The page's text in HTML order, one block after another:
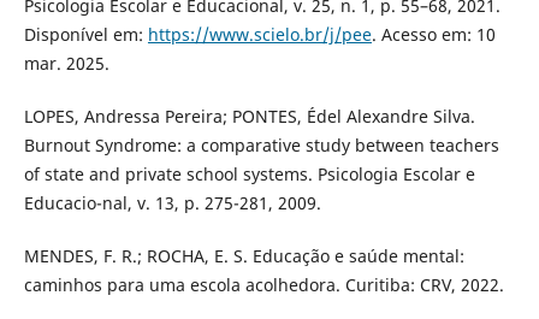
Psicologia Escolar e Educacional, v. 25, n. 1, p. 55–68, 2021.
Disponível em: https://www.scielo.br/j/pee. Acesso em: 10
mar. 2025.
LOPES, Andressa Pereira; PONTES, Édel Alexandre Silva.
Burnout Syndrome: a comparative study between teachers
of state and private school systems. Psicologia Escolar e
Educacio-nal, v. 13, p. 275-281, 2009.
MENDES, F. R.; ROCHA, E. S. Educação e saúde mental:
caminhos para uma escola acolhedora. Curitiba: CRV, 2022.